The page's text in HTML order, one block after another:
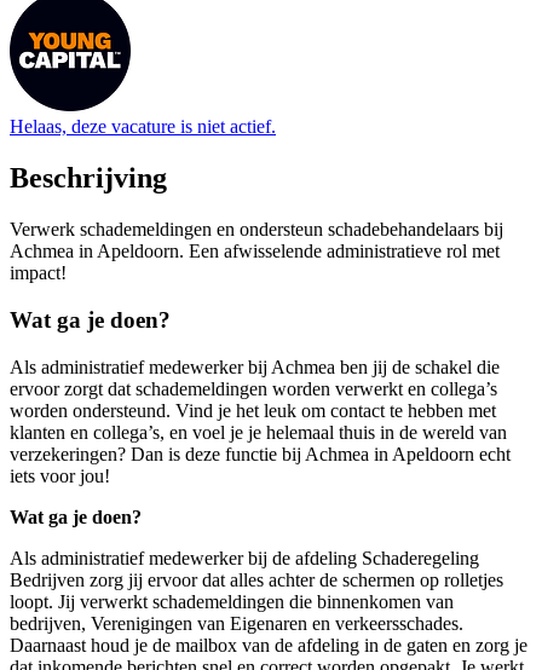
Helaas, deze vacature is niet actief.
Beschrijving
Verwerk schademeldingen en ondersteun schadebehandelaars bij
Achmea in Apeldoorn. Een afwisselende administratieve rol met
impact!
Wat ga je doen?
Als administratief medewerker bij Achmea ben jij de schakel die
ervoor zorgt dat schademeldingen worden verwerkt en collega’s
worden ondersteund. Vind je het leuk om contact te hebben met
klanten en collega’s, en voel je je helemaal thuis in de wereld van
verzekeringen? Dan is deze functie bij Achmea in Apeldoorn echt
iets voor jou!
Wat ga je doen?
Als administratief medewerker bij de afdeling Schaderegeling
Bedrijven zorg jij ervoor dat alles achter de schermen op rolletjes
loopt. Jij verwerkt schademeldingen die binnenkomen van
bedrijven, Verenigingen van Eigenaren en verkeersschades.
Daarnaast houd je de mailbox van de afdeling in de gaten en zorg je